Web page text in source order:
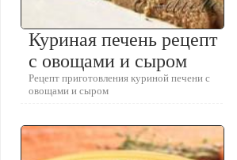
Куриная печень рецепт
с овощами и сыром
Рецепт приготовления куриной печени с
овощами и сыром